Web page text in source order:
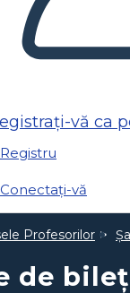
vă ca
Registru
Conectați-vă
Profesorilor
de